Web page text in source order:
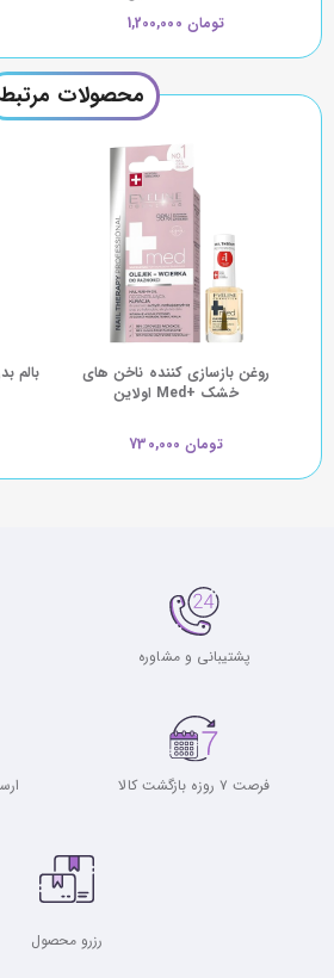
تومان 1,200,000
محصولات مرتبط
روغن بازسازی کننده ناخن های
خشک +Med اولاین
تومان 730,000
بالم
پشتیبانی و مشاوره
فرصت ۷ روزه بازگشت کالا
رزرو محصول